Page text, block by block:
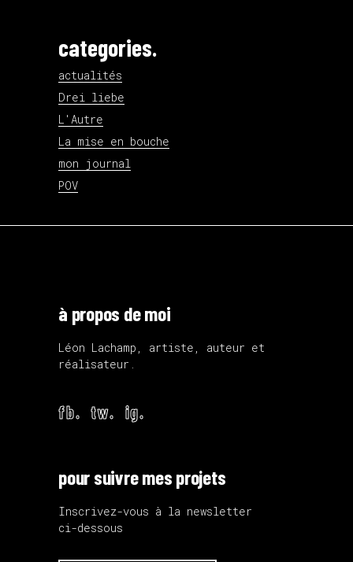
categories.
actualités
Drei liebe
L'Autre
La mise en bouche
mon journal
POV
à propos de moi
Léon Lachamp, artiste, auteur et
réalisateur.
fb. tw. ig.
pour suivre mes projets
Inscrivez-vous à la newsletter
ci-dessous